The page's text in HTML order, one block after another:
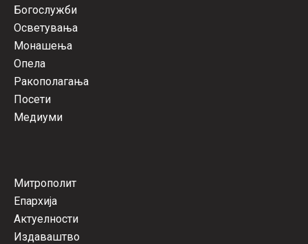
Богослужби
Осветувања
Монашења
Опела
Ракополагања
Посети
Медиуми
Митрополит
Епархија
Актуелности
Издаваштво